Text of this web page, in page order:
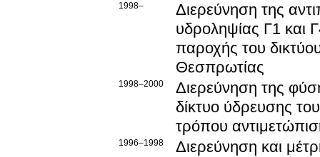
1998–
Διερεύνηση της
υδροληψίας Γ1 και
παροχής του
Θεσπρωτίας
1998–2000
Διερεύνηση της
δίκτυο ύδρευσης
τρόπου
1996–1998
Διερεύνηση και